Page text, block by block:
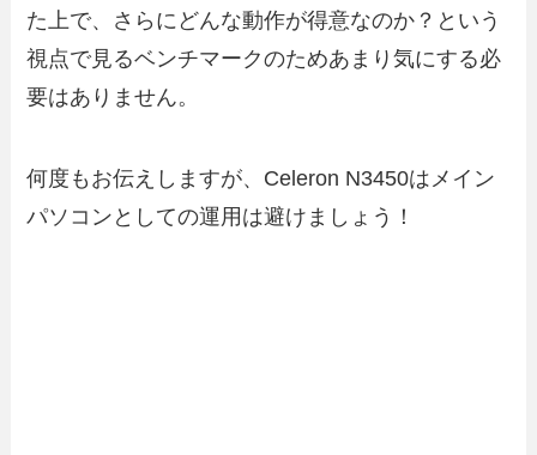
た上で、さらにどんな動作が得意なのか？という
視点で見るベンチマークのためあまり気にする必
要はありません。
何度もお伝えしますが、Celeron N3450はメイン
パソコンとしての運用は避けましょう！